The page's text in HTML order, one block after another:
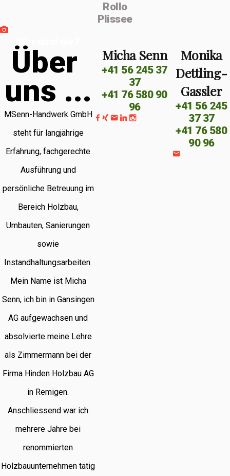
Rollo
Plissee
Über
uns ...
MSenn-Handwerk GmbH
steht für langjährige
Erfahrung, fachgerechte
Ausführung und
persönliche Betreuung im
Bereich Holzbau,
Umbauten, Sanierungen
sowie
Instandhaltungsarbeiten.
Mein Name ist Micha
Senn, ich bin in Gansingen
AG aufgewachsen und
absolvierte meine Lehre
als Zimmermann bei der
Firma Hinden Holzbau AG
in Remigen.
Anschliessend war ich
mehrere Jahre bei
renommierten
Holzbauunternehmen tätig
Micha Senn
+41 56 245 37
37
+41 76 580 90
96
Monika
Dettling-
Gassler
+41 56 245
37 37
+41 76 580
90 96